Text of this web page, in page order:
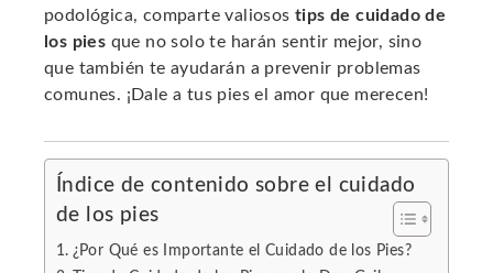
podológica, comparte valiosos tips de cuidado de
los pies que no solo te harán sentir mejor, sino
que también te ayudarán a prevenir problemas
comunes. ¡Dale a tus pies el amor que merecen!
Índice de contenido sobre el cuidado
de los pies
¿Por Qué es Importante el Cuidado de los Pies?